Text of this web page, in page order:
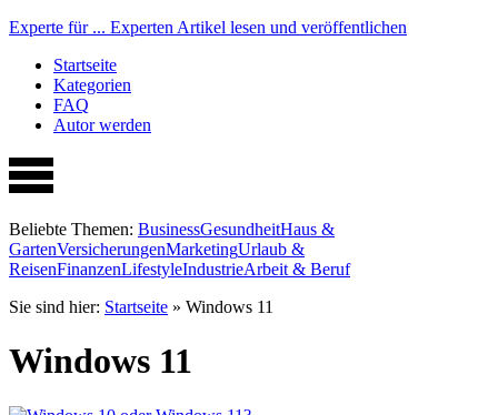
Experte für ... Experten Artikel lesen und veröffentlichen
Startseite
Kategorien
FAQ
Autor werden
Beliebte Themen: BusinessGesundheitHaus &
GartenVersicherungenMarketingUrlaub &
ReisenFinanzenLifestyleIndustrieArbeit & Beruf
Sie sind hier: Startseite » Windows 11
Windows 11